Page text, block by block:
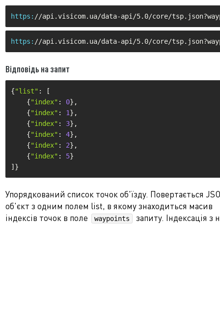
https:
https:
Відповідь на запит
{"list" :
[
{"index" : 0} ,
{"index" : 1} ,
{"index" : 3} ,
{"index" : 4} ,
{"index" : 2} ,
{"index" : 5}
] }
Упорядкований список точок об'їзду. Повертається
об'єкт з одним полем list, в якому знаходиться масив
індексів точок в поле
waypoints запиту. Індексація з